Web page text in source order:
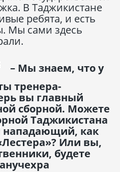
В Таджикистане
ребята, и есть
Мы сами здесь
– Мы знаем, что у
тренера-
вы главный
сборной. Можете
Таджикистана
нападающий, как
Или вы,
будете